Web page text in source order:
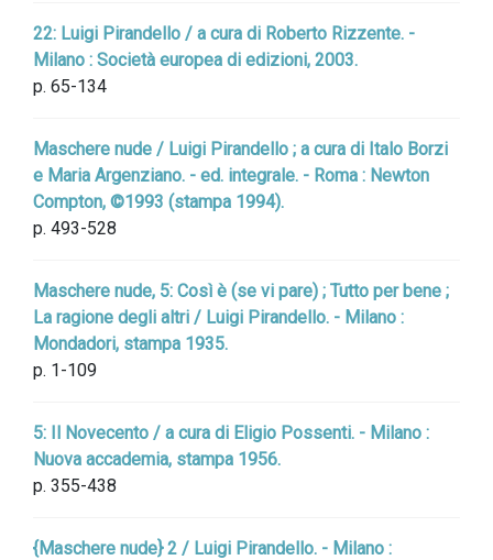
22: Luigi Pirandello / a cura di Roberto Rizzente. -
Milano : Società europea di edizioni, 2003.
p. 65-134
Maschere nude / Luigi Pirandello ; a cura di Italo Borzi
e Maria Argenziano. - ed. integrale. - Roma : Newton
Compton, ©1993 (stampa 1994).
p. 493-528
Maschere nude, 5: Così è (se vi pare) ; Tutto per bene ;
La ragione degli altri / Luigi Pirandello. - Milano :
Mondadori, stampa 1935.
p. 1-109
5: Il Novecento / a cura di Eligio Possenti. - Milano :
Nuova accademia, stampa 1956.
p. 355-438
{Maschere nude} 2 / Luigi Pirandello. - Milano :